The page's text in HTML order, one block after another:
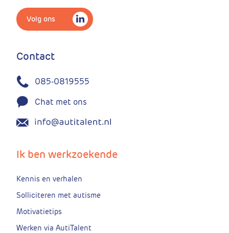
Volg ons
Contact
085-0819555
Chat met ons
Ik ben werkzoekende
Kennis en verhalen
Solliciteren met autisme
Motivatietips
Werken via AutiTalent